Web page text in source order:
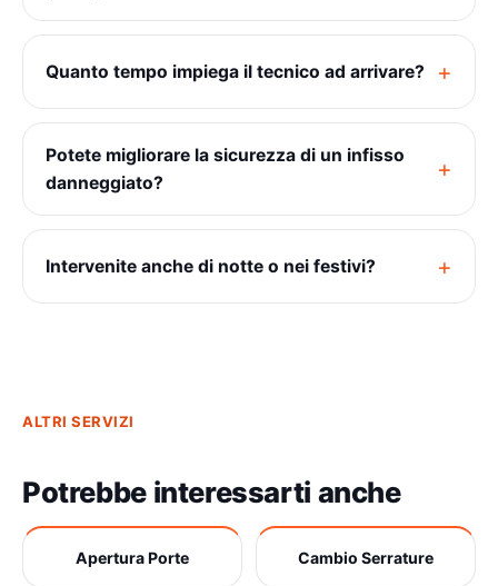
Quanto tempo impiega il tecnico ad arrivare?
Potete migliorare la sicurezza di un infisso
danneggiato?
Intervenite anche di notte o nei festivi?
ALTRI SERVIZI
Potrebbe interessarti anche
Apertura Porte Cambio Serrature